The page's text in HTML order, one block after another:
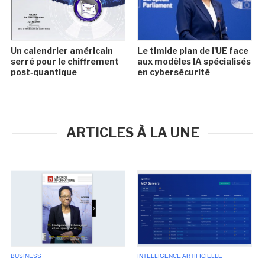
Un calendrier américain
serré pour le chiffrement
post‑quantique
Le timide plan de l'UE face
aux modèles IA spécialisés
en cybersécurité
ARTICLES À LA UNE
BUSINESS INTELLIGENCE ARTIFICIELLE